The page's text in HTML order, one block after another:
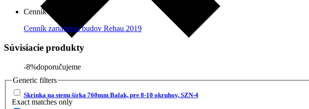
Generic filters
Exact matches only
Cenník
Cenník zariadenia budov Rehau 2019
Súvisiacie produkty
-8%doporučujeme
Skrinka na stenu šírka 760mm Balak, pre 8-10 okruhov, SZN-4